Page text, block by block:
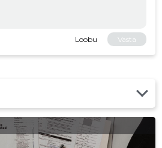
Loobu Vasta